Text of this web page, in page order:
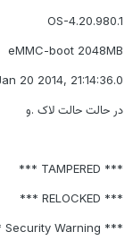
OS-4.20.980.1
eMMC-boot 2048MB
Jan 20 2014, 21:14:36.0
در حالت حالت لاک .و
*** TAMPERED ***
*** RELOCKED ***
*** Security Warning ***